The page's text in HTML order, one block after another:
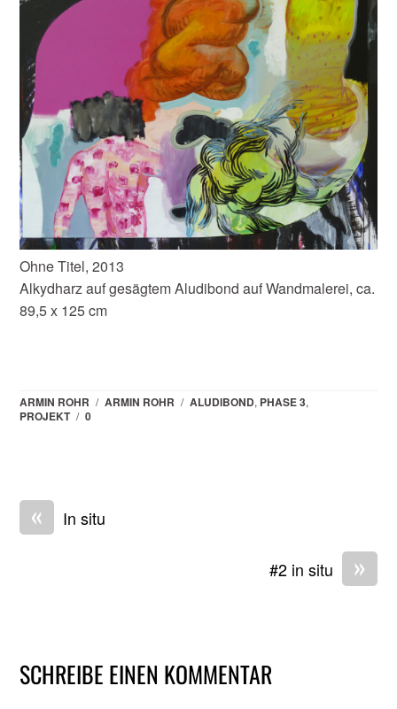
Ohne Titel, 2013
Alkydharz auf gesägtem Aludibond auf Wandmalerei, ca.
89,5 x 125 cm
ARMIN ROHR / ARMIN ROHR / ALUDIBOND, PHASE 3,
PROJEKT / 0
« In situ
»
#2 in situ
SCHREIBE EINEN KOMMENTAR